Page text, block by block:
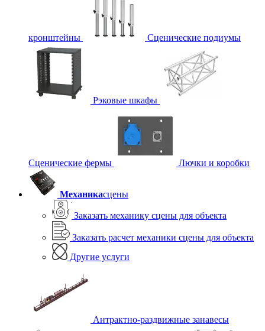
кронштейны Сценические подиумы
Рэковые шкафы
Сценические фермы Лючки и коробки
Механикасцены
Заказать механику сцены для объекта
Заказать расчет механики сцены для объекта
Другие услуги
Антрактно-раздвижные занавесы